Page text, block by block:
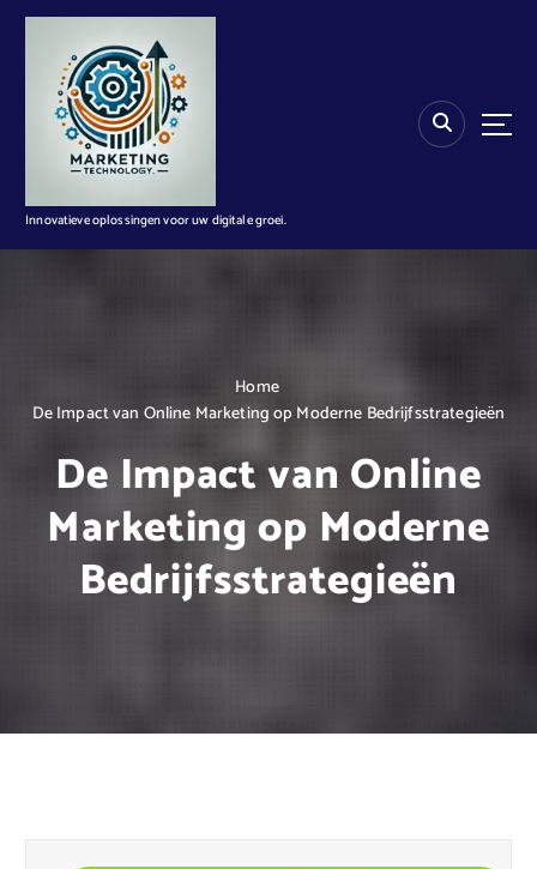
n
Innovatieve oplossingen voor uw digitale groei.
Home
De Impact van Online Marketing op Moderne Bedrijfsstrategieën
De Impact van Online
Marketing op Moderne
Bedrijfsstrategieën